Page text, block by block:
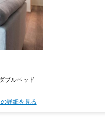
ブルベッド
詳細を見る